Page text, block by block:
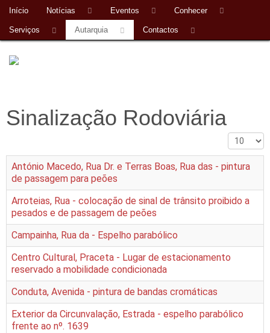
Início Notícias Eventos Conhecer
Serviços Autarquia Contactos
Sinalização Rodoviária
Qtd. a
António Macedo, Rua Dr. e Terras Boas, Rua das - pintura
de passagem para peões
Arroteias, Rua - colocação de sinal de trânsito proibido a
pesados e de passagem de peões
Campainha, Rua da - Espelho parabólico
Centro Cultural, Praceta - Lugar de estacionamento
reservado a mobilidade condicionada
Conduta, Avenida - pintura de bandas cromáticas
Exterior da Circunvalação, Estrada - espelho parabólico
frente ao nº. 1639